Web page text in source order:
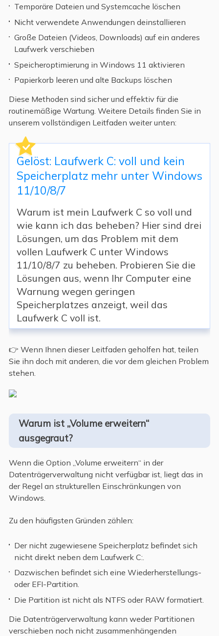
Temporäre Dateien und Systemcache löschen
Nicht verwendete Anwendungen deinstallieren
Große Dateien (Videos, Downloads) auf ein anderes
Laufwerk verschieben
Speicheroptimierung in Windows 11 aktivieren
Papierkorb leeren und alte Backups löschen
Diese Methoden sind sicher und effektiv für die
routinemäßige Wartung. Weitere Details finden Sie in
unserem vollständigen Leitfaden weiter unten:
Gelöst: Laufwerk C: voll und kein
Speicherplatz mehr unter Windows
11/10/8/7
Warum ist mein Laufwerk C so voll und
wie kann ich das beheben? Hier sind drei
Lösungen, um das Problem mit dem
vollen Laufwerk C unter Windows
11/10/8/7 zu beheben. Probieren Sie die
Lösungen aus, wenn Ihr Computer eine
Warnung wegen geringen
Speicherplatzes anzeigt, weil das
Laufwerk C voll ist.
👉 Wenn Ihnen dieser Leitfaden geholfen hat, teilen
Sie ihn doch mit anderen, die vor dem gleichen Problem
stehen.
Warum ist „Volume erweitern“
ausgegraut?
Wenn die Option „Volume erweitern“ in der
Datenträgerverwaltung nicht verfügbar ist, liegt das in
der Regel an strukturellen Einschränkungen von
Windows.
Zu den häufigsten Gründen zählen:
Der nicht zugewiesene Speicherplatz befindet sich
nicht direkt neben dem Laufwerk C:.
Dazwischen befindet sich eine Wiederherstellungs-
oder EFI-Partition.
Die Partition ist nicht als NTFS oder RAW formatiert.
Die Datenträgerverwaltung kann weder Partitionen
verschieben noch nicht zusammenhängenden